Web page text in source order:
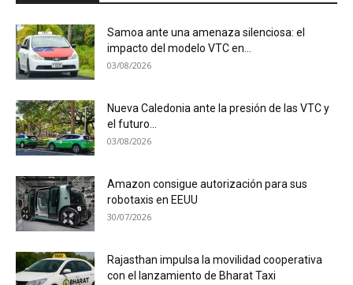
Samoa ante una amenaza silenciosa: el
impacto del modelo VTC en...
03/08/2026
Nueva Caledonia ante la presión de las VTC y
el futuro...
03/08/2026
Amazon consigue autorización para sus
robotaxis en EEUU
30/07/2026
Rajasthan impulsa la movilidad cooperativa
con el lanzamiento de Bharat Taxi